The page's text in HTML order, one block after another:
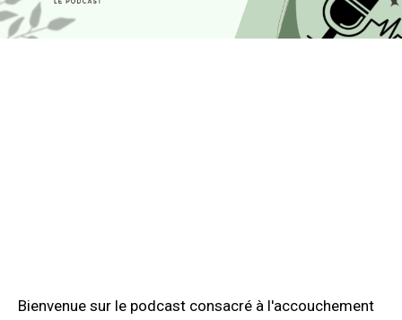
Bienvenue sur le podcast consacré à l'accouchement